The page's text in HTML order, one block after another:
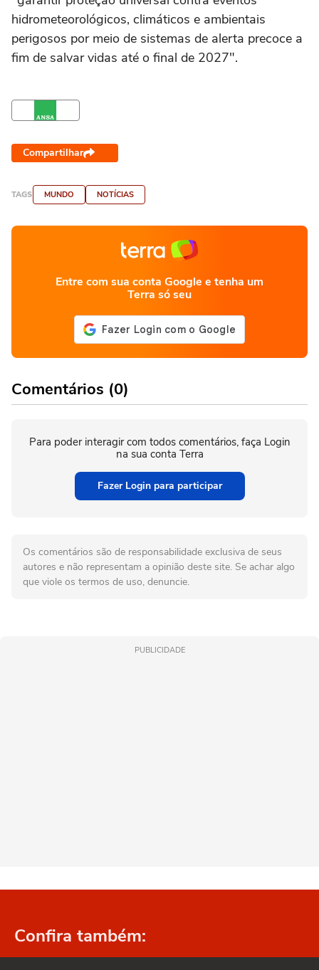
hidrometeorológicos, climáticos e ambientais
perigosos por meio de sistemas de alerta precoce a
fim de salvar vidas até o final de 2027".
Compartilhar
TAGS MUNDO NOTÍCIAS
Entre com sua conta Google e tenha um
Terra só seu
Comentários (0)
Para poder interagir com todos comentários, faça Login
na sua conta Terra
Fazer Login para participar
Os comentários são de responsabilidade exclusiva de seus
autores e não representam a opinião deste site. Se achar algo
que viole os termos de uso, denuncie.
PUBLICIDADE
Confira também: